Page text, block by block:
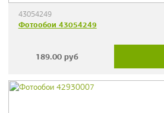
43054249
Фотообои 43054249
189.00 руб